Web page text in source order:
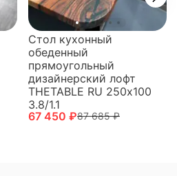
Стол кухонный
обеденный
прямоугольный
дизайнерский лофт
THETABLE RU 250х100
3.8/1.1
67 450 ₽87 685 ₽